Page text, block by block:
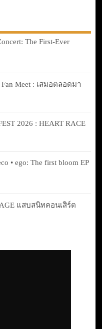
The First-Ever
Meet : เสมอตลอดมา
2026 : HEART RACE
• ego: The first bloom EP
แสบสนิทคอนเสิร์ต